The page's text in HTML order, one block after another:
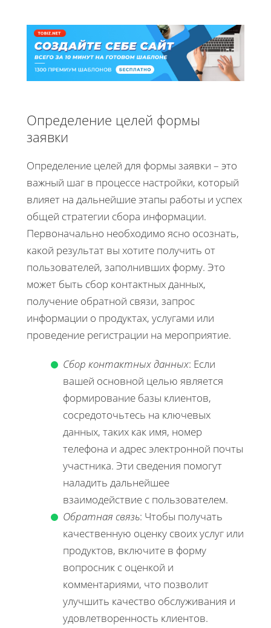
Определение целей формы
заявки
Определение целей для формы заявки – это
важный шаг в процессе настройки, который
влияет на дальнейшие этапы работы и успех
общей стратегии сбора информации.
Первоначально необходимо ясно осознать,
какой результат вы хотите получить от
пользователей, заполнивших форму. Это
может быть сбор контактных данных,
получение обратной связи, запрос
информации о продуктах, услугами или
проведение регистрации на мероприятие.
Сбор контактных данных: Если
вашей основной целью является
формирование базы клиентов,
сосредоточьтесь на ключевых
данных, таких как имя, номер
телефона и адрес электронной почты
участника. Эти сведения помогут
наладить дальнейшее
взаимодействие с пользователем.
Обратная связь: Чтобы получать
качественную оценку своих услуг или
продуктов, включите в форму
вопросник с оценкой и
комментариями, что позволит
улучшить качество обслуживания и
удовлетворенность клиентов.